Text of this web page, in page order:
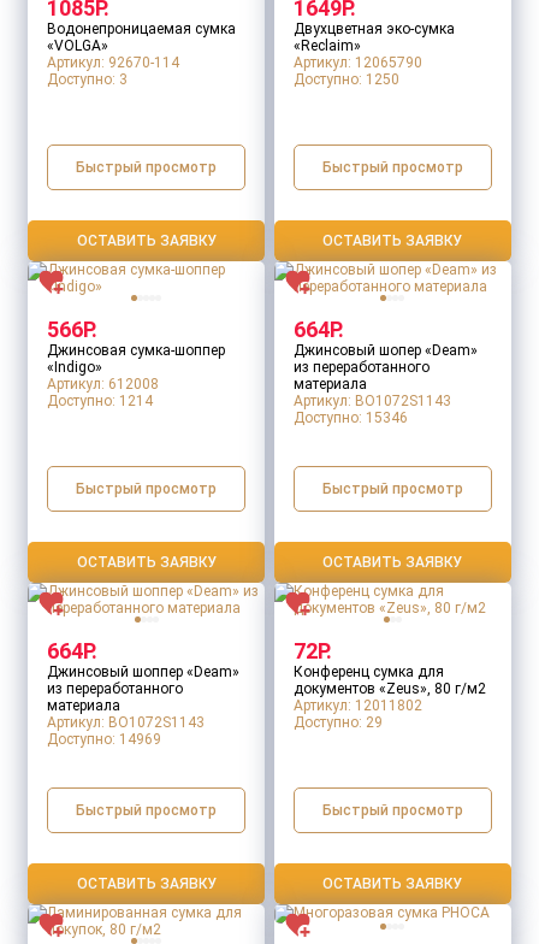
Вместимость
Возможность нанесения
Диагональ экрана
Длина ручек
Максимальная нагрузка
1085Р.
Водонепроницаемая сумка
«VOLGA»
Артикул: 92670-114
Доступно: 3
Быстрый просмотр
ОСТАВИТЬ ЗАЯВКУ
1649Р.
Двухцветная эко-сумка
«Reclaim»
Артикул: 12065790
Доступно: 1250
Быстрый просмотр
ОСТАВИТЬ ЗАЯВКУ
566Р.
Джинсовая сумка-шоппер
«Indigo»
Артикул: 612008
Доступно: 1214
Быстрый просмотр
ОСТАВИТЬ ЗАЯВКУ
664Р.
Джинсовый шопер «Deam»
из переработанного
материала
Артикул: BO1072S1143
Доступно: 15346
Быстрый просмотр
ОСТАВИТЬ ЗАЯВКУ
664Р.
Джинсовый шоппер «Deam»
из переработанного
материала
Артикул: BO1072S1143
Доступно: 14969
Быстрый просмотр
ОСТАВИТЬ ЗАЯВКУ
72Р.
Конференц сумка для
документов «Zeus», 80 г/м2
Артикул: 12011802
Доступно: 29
Быстрый просмотр
ОСТАВИТЬ ЗАЯВКУ